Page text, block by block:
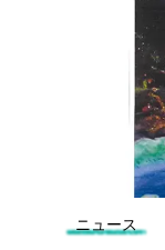
ニュース